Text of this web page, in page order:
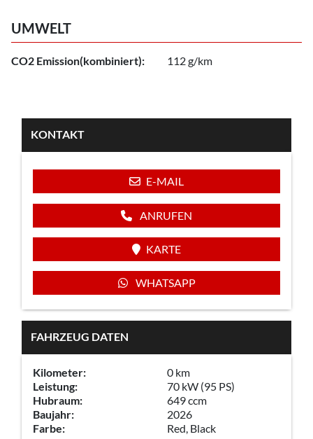
UMWELT
CO2 Emission(kombiniert): 112 g/km
KONTAKT
E-MAIL
ANRUFEN
KARTE
WHATSAPP
FAHRZEUG DATEN
Kilometer:
0 km
Leistung:
70 kW (95 PS)
Hubraum:
649 ccm
Baujahr:
2026
Farbe:
Red, Black